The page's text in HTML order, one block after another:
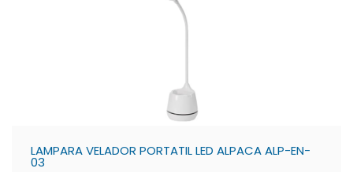
LAMPARA VELADOR PORTATIL LED ALPACA ALP-EN-
03